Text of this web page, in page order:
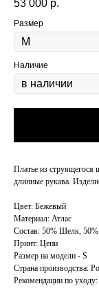
53 000 р.
Размер
Наличие
Платье из
длинные рукава.
Цвет: Бежевый
Материал: Атлас
Состав: 50% Шелк, 50%
Принт: Цепи
Размер на модели - S
Страна производства:
Рекомендации по уходу: